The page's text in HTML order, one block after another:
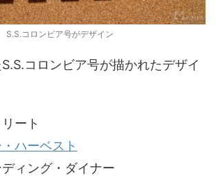
S.S.コロンビア号がデザイン
コロンビア号が描かれたデザイ
ート
ハーベスト
ィング・ダイナー